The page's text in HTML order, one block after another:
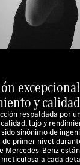
y calidad
respaldada por
lujo y
sinónimo de
de primer nivel
Mercedes-Benz están
a cada